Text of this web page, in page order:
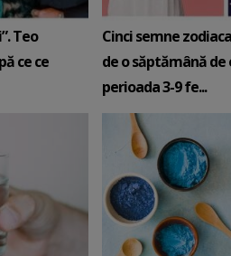
Teo
ce ce
Cinci semne
de o săptămână de
perioada 3-9 fe...